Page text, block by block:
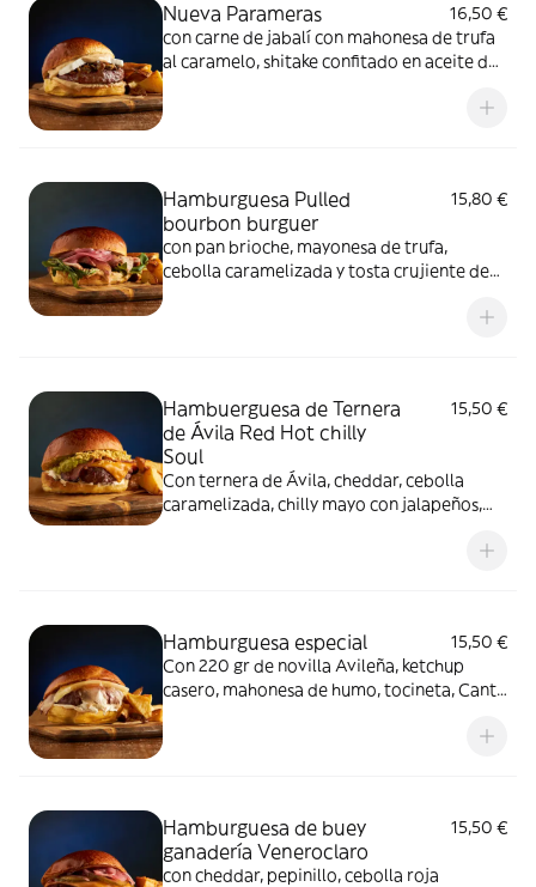
Nueva Parameras
16,50 €
con carne de jabalí con mahonesa de trufa
al caramelo, shitake confitado en aceite de
Hamburguesa Pulled
bourbon burguer
15,80 €
con pan brioche, mayonesa de trufa,
cebolla caramelizada y tosta crujiente de
Hambuerguesa de Ternera
de Ávila Red Hot chilly
Soul
15,50 €
Con ternera de Ávila, cheddar, cebolla
caramelizada, chilly mayo con jalapeños,
Hamburguesa especial
15,50 €
Con 220 gr de novilla Avileña, ketchup
casero, mahonesa de humo, tocineta, Canto
Hamburguesa de buey
ganadería Veneroclaro
15,50 €
con cheddar, pepinillo, cebolla roja